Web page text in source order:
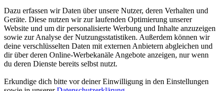
Dazu erfassen wir Daten über unsere Nutzer, deren Verhalten und
Geräte. Diese nutzen wir zur laufenden Optimierung unserer
Website und um dir personalisierte Werbung und Inhalte anzuzeigen
sowie zur Analyse der Nutzungsstatistiken. Außerdem können wir
deine verschlüsselten Daten mit externen Anbietern abgleichen und
dir über deren Online-Werbekanäle Angebote anzeigen, nur wenn
du deren Dienste bereits selbst nutzt.
Erkundige dich bitte vor deiner Einwilligung in den Einstellungen